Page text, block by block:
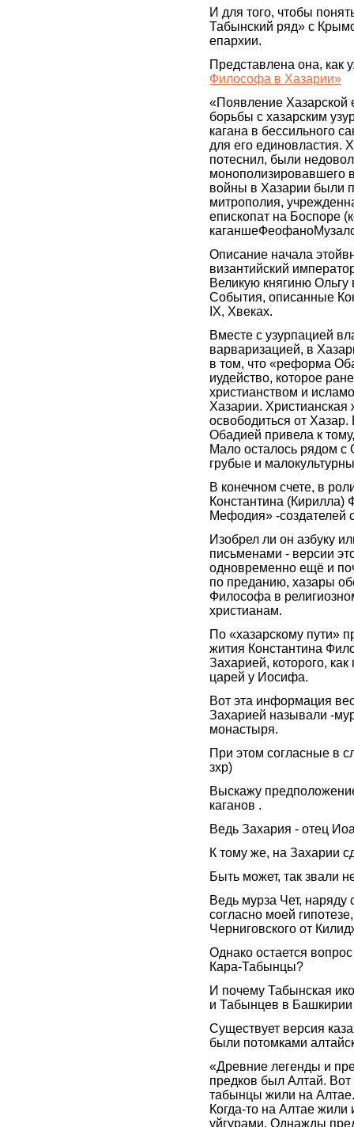
И для того, чтобы
Табынский ряд» с
епархии.
Представлена она, как
Философа в Хазарии»
«Появление Хазарской
борьбы с хазарским
кагана в бессильного
для его единовластия.
потеснил, были
монополизировавшего
войны в Хазарии были
митрополия,
епископат на Боспоре
Описание начала
византийский
Великую княгиню
События, описанные
IX, Xвеках.
Вместе с узурпацией
варваризацией, в
в том, что «реформа
иудейство, которое
христианством и
Хазарии. Христианская
освободиться от Хазар.
Обадией привела к
Мало осталось рядом
грубые и
В конечном счете, в
Константина (Кирилла)
Мефодия» -создателей
Изобрел ли он азбуку
письменами - версии
одновременно ещё и
по преданию, хазары
Философа в
христианам.
По «хазарскому пути»
жития Константина
Захарией, которого, как
царей у Иосифа.
Вот эта информация
Захарией называли -
монастыря.
При этом согласные в
зхр)
Выскажу
каганов .
Ведь Захария - отец
К тому же, на Захарии
Быть может, так звали
Ведь мурза Чет, наряду
согласно моей
Черниговского от
Однако остается
Кара-Табынцы?
И почему Табынская
и Табынцев в
Существует версия
были потомками
«Древние легенды и
предков был Алтай.
табынцы жили на
Когда-то на Алтае
уйгурами. Однажды